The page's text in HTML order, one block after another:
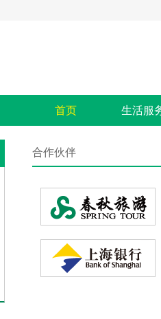
首页 生活服
合作伙伴